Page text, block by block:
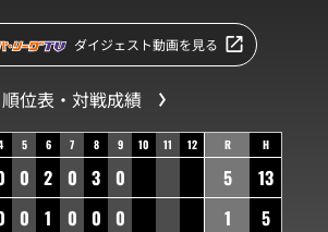
ダイジェスト動画を見る
順位表・対戦成績
5 6 7 8 9 10 11 12
0 2 0 3 0
0 1 0 0 0
R H
5
13
1
5